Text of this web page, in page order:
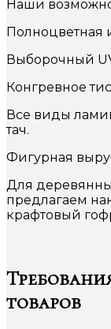
Наши
Полноцветная
Выборочный
Конгревное
Все виды
тач.
Фигурная
Для
предлагаем
крафтовый
товаров